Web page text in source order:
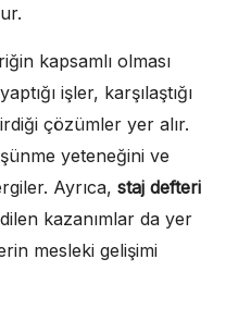
kapsamlı olması
işler, karşılaştığı
çözümler yer alır.
yeteneğini ve
Ayrıca, staj defteri
kazanımlar da yer
mesleki gelişimi